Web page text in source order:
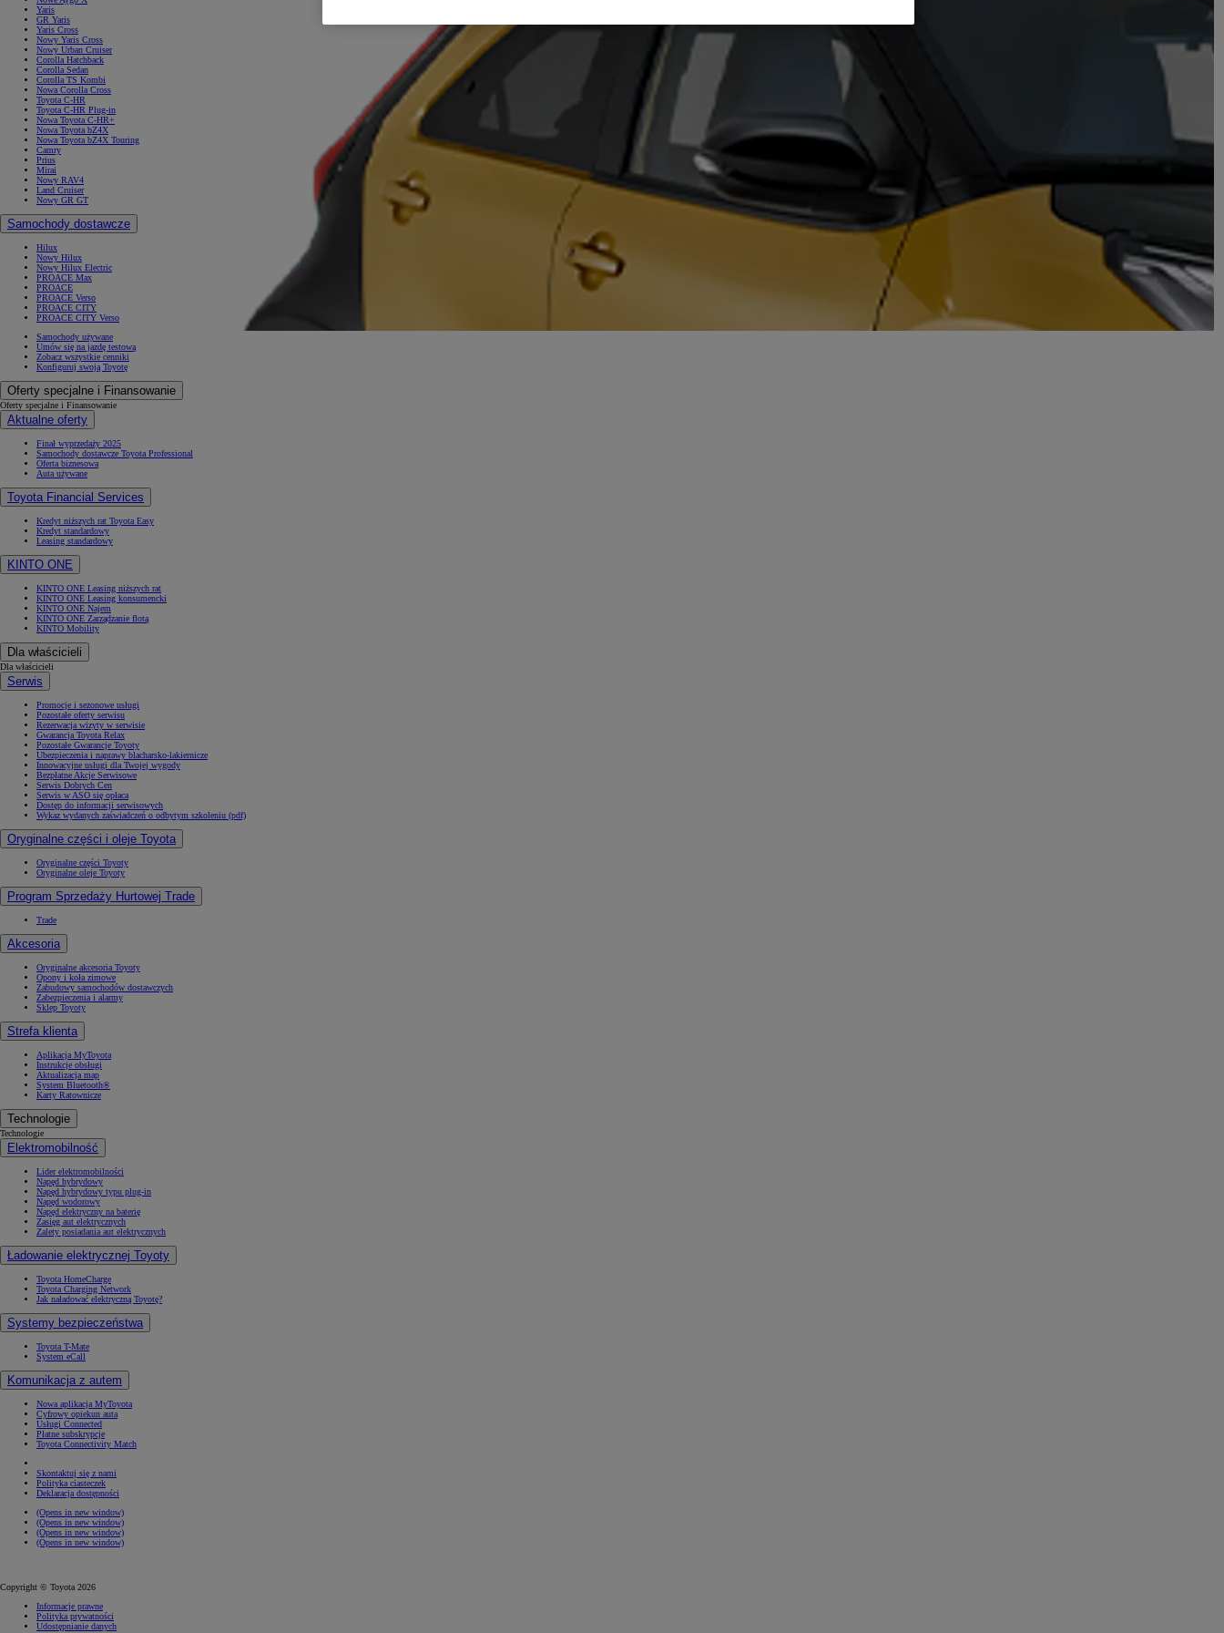
Od81 900 zł
Yaris Cross
HYBRID
Yaris
GR Yaris
Yaris Cross
Nowy Yaris Cross
Nowy Urban Cruiser
Corolla Hatchback
Corolla Sedan
Corolla TS Kombi
Nowa Corolla Cross
Toyota C-HR
Toyota C-HR Plug-in
Nowa Toyota C-HR+
Nowa Toyota bZ4X
Nowa Toyota bZ4X Touring
Camry
Prius
Mirai
Nowy RAV4
Land Cruiser
Nowy GR GT
Samochody dostawcze
Hilux
Nowy Hilux
Nowy Hilux Electric
PROACE Max
PROACE
PROACE Verso
PROACE CITY
PROACE CITY Verso
Samochody używane
Umów się na jazdę testową
Zobacz wszystkie cenniki
Konfiguruj swoją Toyotę
Oferty specjalne i Finansowanie
Oferty specjalne i Finansowanie
Aktualne oferty
Finał wyprzedaży 2025
Samochody dostawcze Toyota Professional
Oferta biznesowa
Auta używane
Toyota Financial Services
Kredyt niższych rat Toyota Easy
Kredyt standardowy
Leasing standardowy
KINTO ONE
KINTO ONE Leasing niższych rat
KINTO ONE Leasing konsumencki
KINTO ONE Najem
KINTO ONE Zarządzanie flotą
KINTO Mobility
Dla właścicieli
Dla właścicieli
Serwis
Promocje i sezonowe usługi
Pozostałe oferty serwisu
Rezerwacja wizyty w serwisie
Gwarancja Toyota Relax
Pozostałe Gwarancje Toyoty
Ubezpieczenia i naprawy blacharsko-lakiernicze
Innowacyjne usługi dla Twojej wygody
Bezpłatne Akcje Serwisowe
Serwis Dobrych Cen
Serwis w ASO się opłaca
Dostęp do informacji serwisowych
Wykaz wydanych zaświadczeń o odbytym szkoleniu (pdf)
Oryginalne części i oleje Toyota
Oryginalne części Toyoty
Oryginalne oleje Toyoty
Program Sprzedaży Hurtowej Trade
Trade
Akcesoria
Oryginalne akcesoria Toyoty
Opony i koła zimowe
Zabudowy samochodów dostawczych
Zabezpieczenia i alarmy
Sklep Toyoty
Strefa klienta
Aplikacja MyToyota
Instrukcje obsługi
Aktualizacja map
System Bluetooth®
Karty Ratownicze
Technologie
Technologie
Elektromobilność
Lider elektromobilności
Napęd hybrydowy
Napęd hybrydowy typu plug-in
Napęd wodorowy
Napęd elektryczny na baterię
Zasięg aut elektrycznych
Zalety posiadania aut elektrycznych
Ładowanie elektrycznej Toyoty
Toyota HomeCharge
Toyota Charging Network
Jak naładować elektryczną Toyotę?
Systemy bezpieczeństwa
Toyota T-Mate
System eCall
Komunikacja z autem
Nowa aplikacja MyToyota
Cyfrowy opiekun auta
Usługi Connected
Płatne subskrypcje
Toyota Connectivity Match
Skontaktuj się z nami
Polityka ciasteczek
Deklaracja dostępności
(Opens in new window)
(Opens in new window)
(Opens in new window)
(Opens in new window)
Copyright © Toyota 2026
Informacje prawne
Polityka prywatności
Udostępnianie danych